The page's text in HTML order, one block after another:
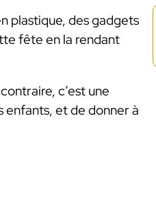
plastique, des gadgets
fête en la rendant
c’est une
enfants, et de donner à